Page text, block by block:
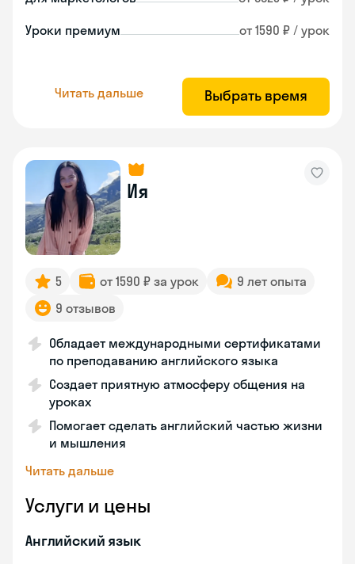
Уроки премиум от 1590 ₽ / урок
Читать дальше Выбрать время
Ия
5 от 1590 ₽ за урок
9 лет опыта
9 отзывов
Обладает международными сертификатами
по преподаванию английского языка
Создает приятную атмосферу общения на
уроках
Помогает сделать английский частью жизни
и мышления
Читать дальше
Услуги и цены
Английский язык